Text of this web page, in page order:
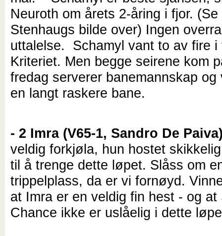
Neuroth om årets 2-åring i fjor. (Se
Stenhaugs bilde over) Ingen
uttalelse. Schamyl vant to av fire i
Kriteriet. Men begge seirene kom
fredag serverer banemannskap
en langt raskere bane.
- 2 Imra (V65-1, Sandro De
veldig forkjøla, hun hostet
til å trenge dette løpet. Slåss om
trippelplass, da er vi fornøyd.
at Imra er en veldig fin hest - og at
Chance ikke er uslåelig i dette